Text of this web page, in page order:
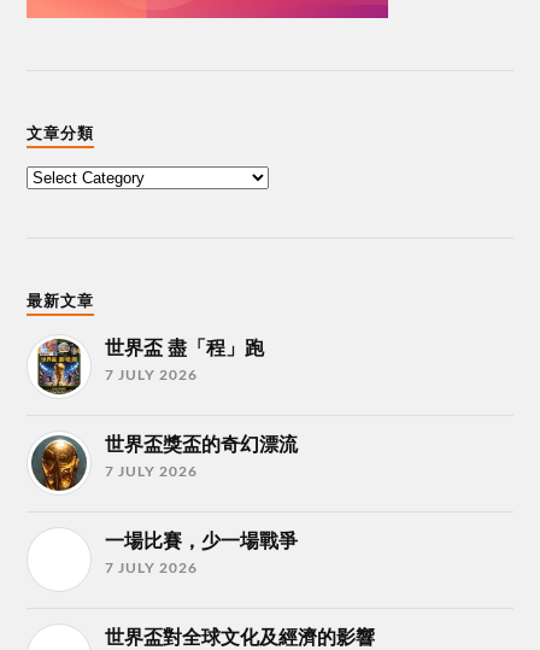
文章分類
最新文章
世界盃 盡「程」跑
7 JULY 2026
世界盃獎盃的奇幻漂流
7 JULY 2026
一場比賽，少一場戰爭
7 JULY 2026
世界盃對全球文化及經濟的影響